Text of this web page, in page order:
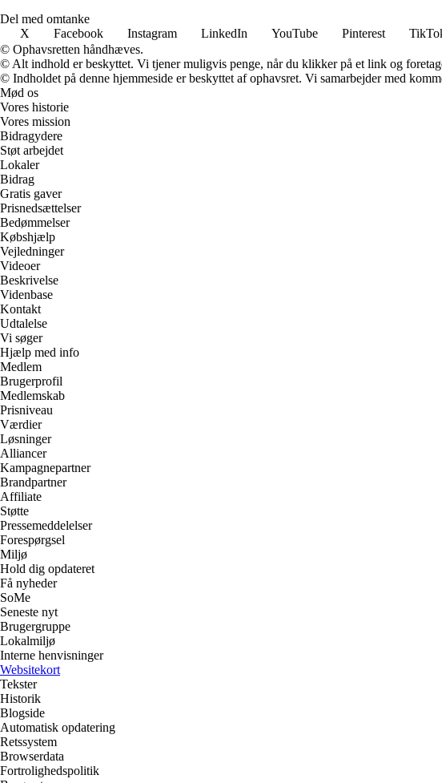
Del med omtanke
X
Facebook Instagram LinkedIn YouTube Pinterest
© Ophavsretten håndhæves.
© Alt indhold er beskyttet. Vi tjener muligvis penge, når du klikker på et link og
© Indholdet på denne hjemmeside er beskyttet af ophavsret. Vi samarbejder med
Mød os
Vores historie
Vores mission
Bidragydere
Støt arbejdet
Lokaler
Bidrag
Gratis gaver
Prisnedsættelser
Bedømmelser
Købshjælp
Vejledninger
Videoer
Beskrivelse
Videnbase
Kontakt
Udtalelse
Vi søger
Hjælp med info
Medlem
Brugerprofil
Medlemskab
Prisniveau
Værdier
Løsninger
Alliancer
Kampagnepartner
Brandpartner
Affiliate
Støtte
Pressemeddelelser
Forespørgsel
Miljø
Hold dig opdateret
Få nyheder
SoMe
Seneste nyt
Brugergruppe
Lokalmiljø
Interne henvisninger
Websitekort
Tekster
Historik
Blogside
Automatisk opdatering
Retssystem
Browserdata
Fortrolighedspolitik